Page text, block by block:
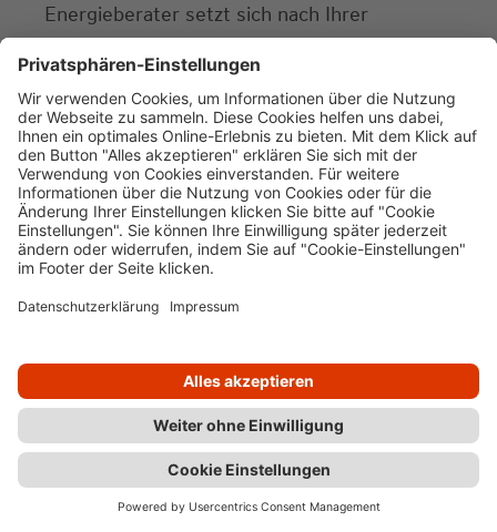
Energieberater setzt sich nach Ihrer
unverbindlichen Eingabe innerhalb von 2
Werktagen mit Ihnen in Verbindung.
Welche Dienstleistung möchten Sie
anfragen?
Kostenlose Einstiegsberatung
Erstberatungs-Check (EBC)
Individueller Sanierungsfahrplan
Effizienzhaus
Einzelmaßnahmen
Fachplanung und Baubegleitung
Heizlastberechnung / Hydraulischer
Abgleich